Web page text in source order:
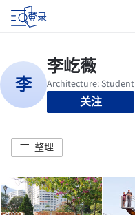
登录
关注
整理